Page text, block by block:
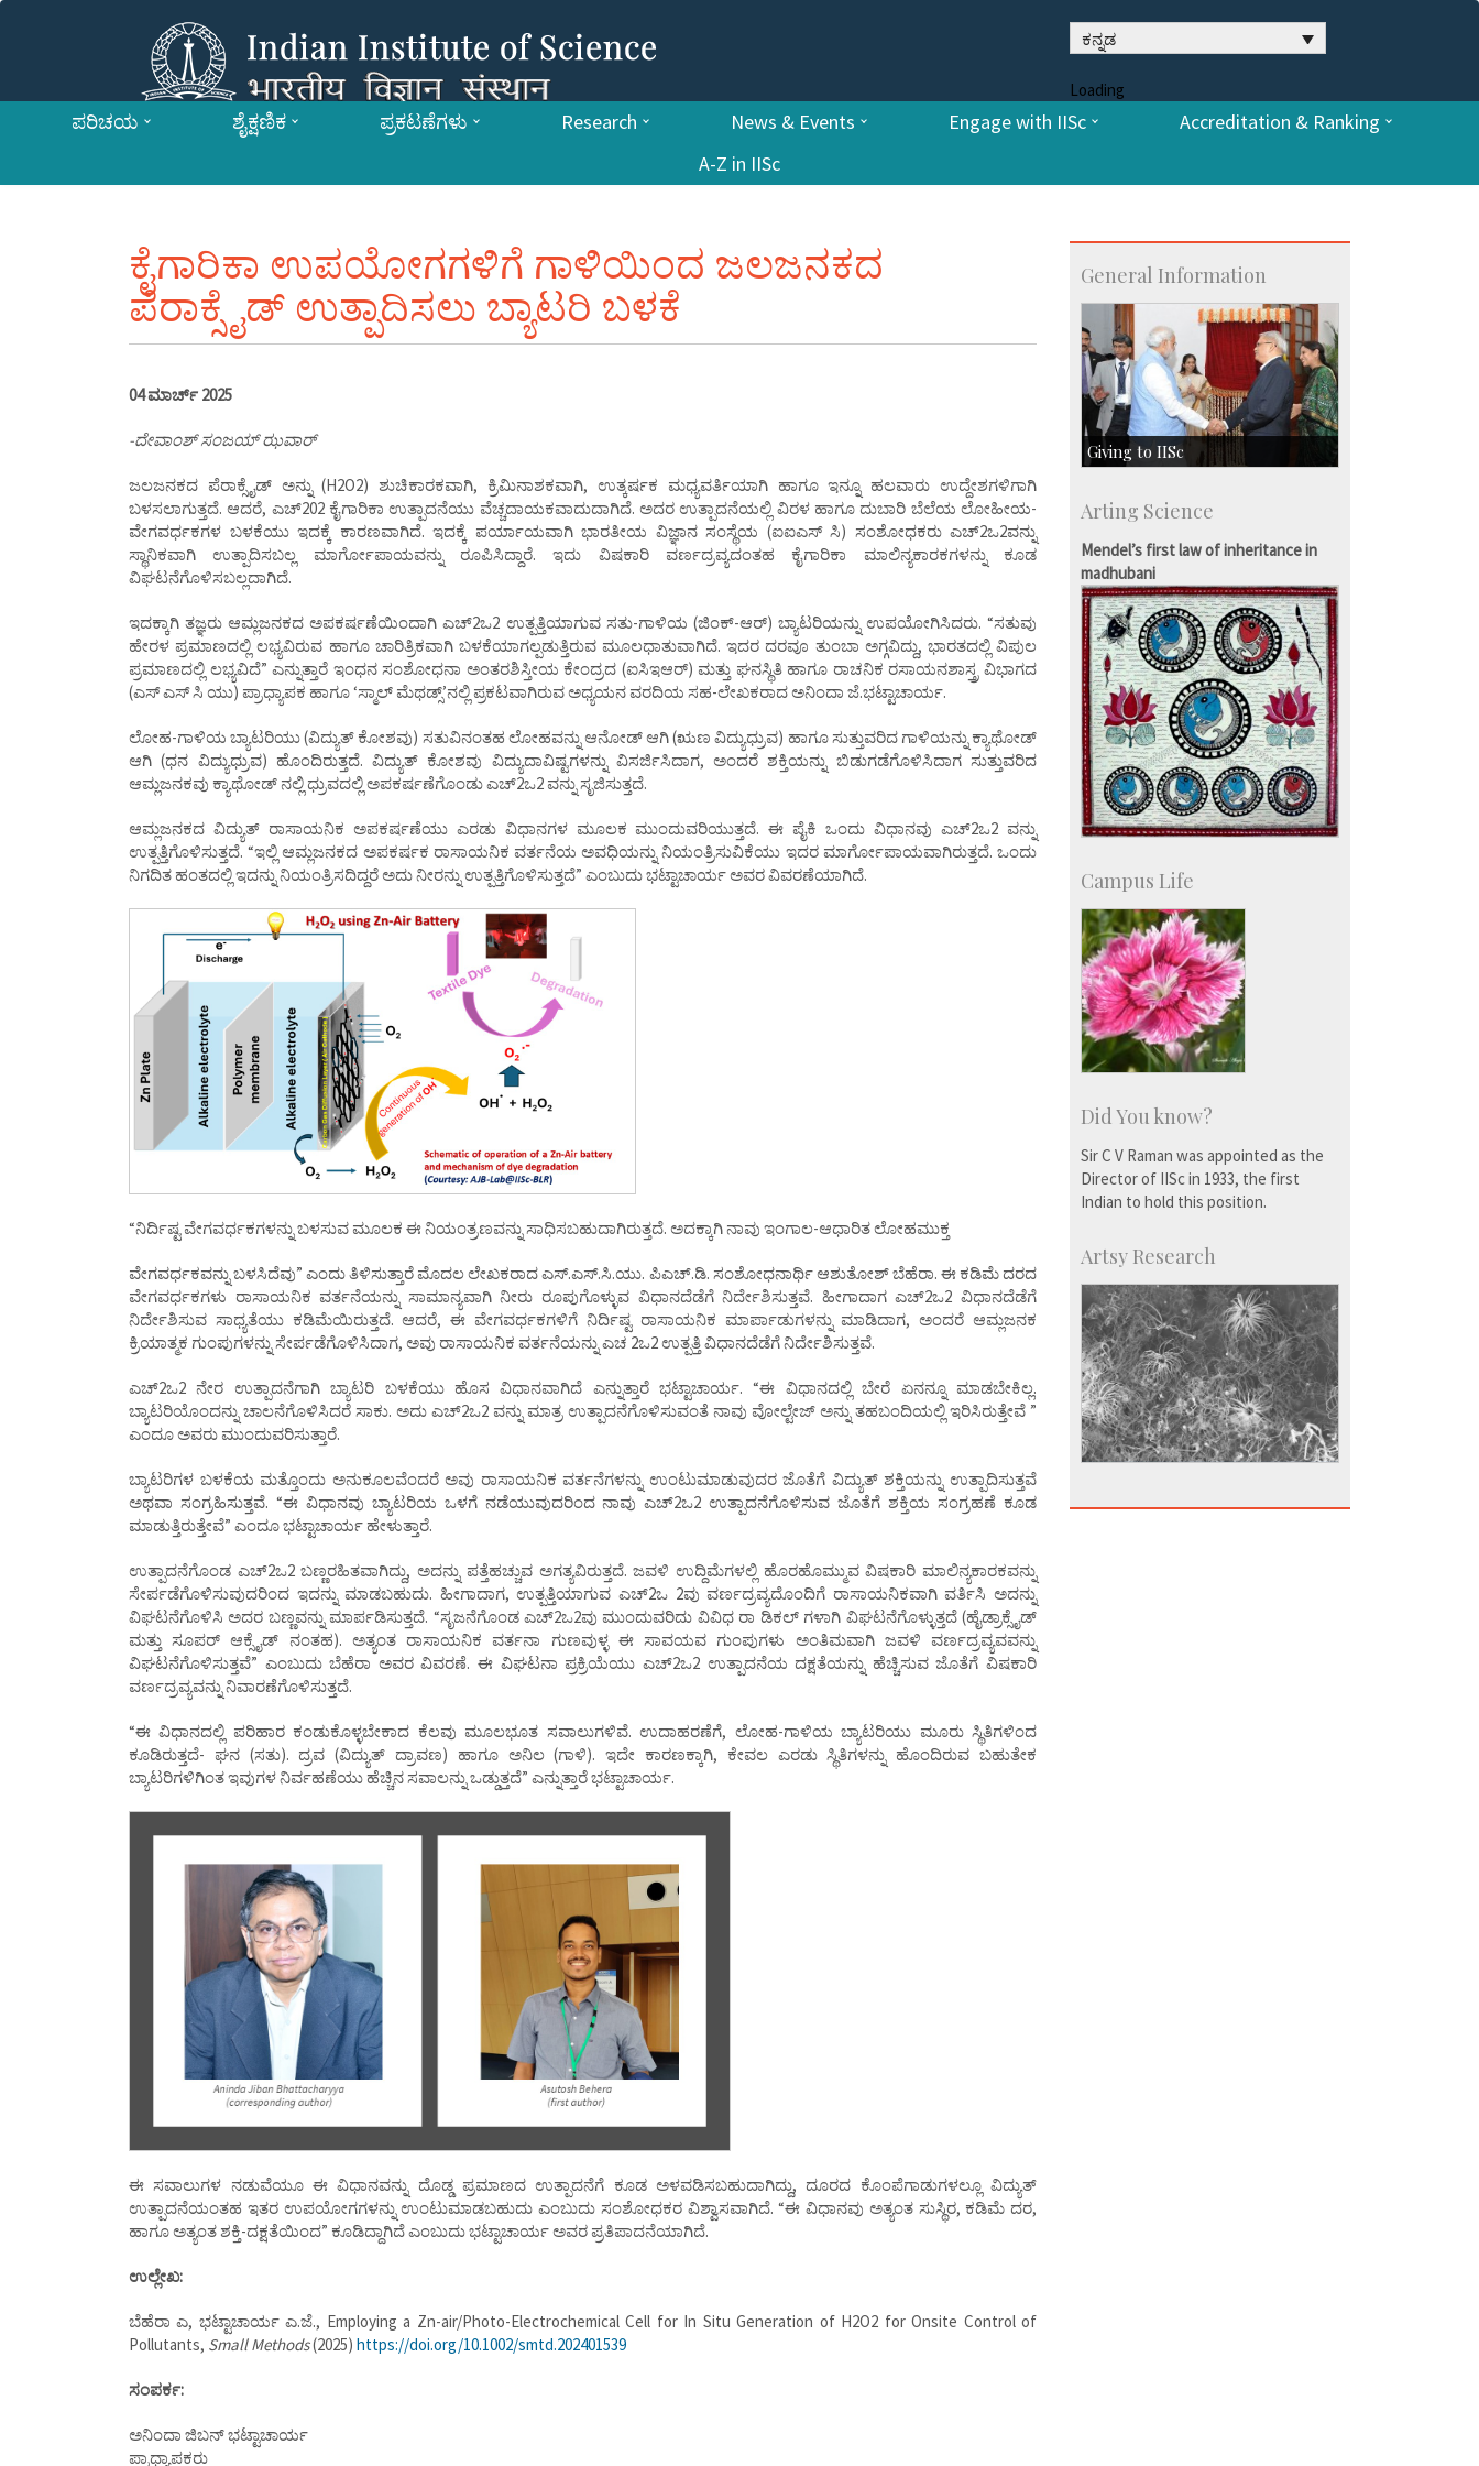
ಕನ್ನಡ
Loading
ಪರಿಚಯ ಶೈಕ್ಷಣಿಕ ಪ್ರಕಟಣೆಗಳು Research News & Events Engage with IISc
Accreditation & Ranking
A-Z in IISc
ಕೈಗಾರಿಕಾ ಉಪಯೋಗಗಳಿಗೆ ಗಾಳಿಯಿಂದ ಜಲಜನಕದ
ಪೆರಾಕ್ಸೈಡ್ ಉತ್ಪಾದಿಸಲು ಬ್ಯಾಟರಿ ಬಳಕೆ
04 ಮಾರ್ಚ್ 2025
-ದೇವಾಂಶ್ ಸಂಜಯ್ ಝವಾರ್
ಜಲಜನಕದ ಪೆರಾಕ್ಸೈಡ್ ಅನ್ನು (H2O2) ಶುಚಿಕಾರಕವಾಗಿ, ಕ್ರಿಮಿನಾಶಕವಾಗಿ, ಉತ್ಕರ್ಷಕ ಮಧ್ಯವರ್ತಿಯಾಗಿ ಹಾಗೂ ಇನ್ನೂ ಹಲವಾರು ಉದ್ದೇಶಗಳಿಗಾಗಿ
ಬಳಸಲಾಗುತ್ತದೆ. ಆದರೆ, ಎಚ್202 ಕೈಗಾರಿಕಾ ಉತ್ಪಾದನೆಯು ವೆಚ್ಚದಾಯಕವಾದುದಾಗಿದೆ. ಅದರ ಉತ್ಪಾದನೆಯಲ್ಲಿ ವಿರಳ ಹಾಗೂ ದುಬಾರಿ ಬೆಲೆಯ ಲೋಹೀಯ-
ವೇಗವರ್ಧಕಗಳ ಬಳಕೆಯು ಇದಕ್ಕೆ ಕಾರಣವಾಗಿದೆ. ಇದಕ್ಕೆ ಪರ್ಯಾಯವಾಗಿ ಭಾರತೀಯ ವಿಜ್ಞಾನ ಸಂಸ್ಥೆಯ (ಐಐಎಸ್ ಸಿ) ಸಂಶೋಧಕರು ಎಚ್2ಒ2ವನ್ನು
ಸ್ಥಾನಿಕವಾಗಿ ಉತ್ಪಾದಿಸಬಲ್ಲ ಮಾರ್ಗೋಪಾಯವನ್ನು ರೂಪಿಸಿದ್ದಾರೆ. ಇದು ವಿಷಕಾರಿ ವರ್ಣದ್ರವ್ಯದಂತಹ ಕೈಗಾರಿಕಾ ಮಾಲಿನ್ಯಕಾರಕಗಳನ್ನು ಕೂಡ
ವಿಘಟನೆಗೊಳಿಸಬಲ್ಲದಾಗಿದೆ.
ಇದಕ್ಕಾಗಿ ತಜ್ಞರು ಆಮ್ಲಜನಕದ ಅಪಕರ್ಷಣೆಯಿಂದಾಗಿ ಎಚ್2ಒ2 ಉತ್ಪತ್ತಿಯಾಗುವ ಸತು-ಗಾಳಿಯ (ಜಿಂಕ್-ಆರ್) ಬ್ಯಾಟರಿಯನ್ನು ಉಪಯೋಗಿಸಿದರು. “ಸತುವು
ಹೇರಳ ಪ್ರಮಾಣದಲ್ಲಿ ಲಭ್ಯವಿರುವ ಹಾಗೂ ಚಾರಿತ್ರಿಕವಾಗಿ ಬಳಕೆಯಾಗಲ್ಪಡುತ್ತಿರುವ ಮೂಲಧಾತುವಾಗಿದೆ. ಇದರ ದರವೂ ತುಂಬಾ ಅಗ್ಗವಿದ್ದು, ಭಾರತದಲ್ಲಿ ವಿಪುಲ
ಪ್ರಮಾಣದಲ್ಲಿ ಲಭ್ಯವಿದೆ” ಎನ್ನುತ್ತಾರೆ ಇಂಧನ ಸಂಶೋಧನಾ ಅಂತರಶಿಸ್ತೀಯ ಕೇಂದ್ರದ (ಐಸಿಇಆರ್) ಮತ್ತು ಘನಸ್ಥಿತಿ ಹಾಗೂ ರಾಚನಿಕ ರಸಾಯನಶಾಸ್ತ್ರ ವಿಭಾಗದ
(ಎಸ್ ಎಸ್ ಸಿ ಯು) ಪ್ರಾಧ್ಯಾಪಕ ಹಾಗೂ ‘ಸ್ಮಾಲ್ ಮೆಥಡ್ಸ್’ನಲ್ಲಿ ಪ್ರಕಟವಾಗಿರುವ ಅಧ್ಯಯನ ವರದಿಯ ಸಹ-ಲೇಖಕರಾದ ಅನಿಂದಾ ಜೆ.ಭಟ್ಟಾಚಾರ್ಯ.
ಲೋಹ-ಗಾಳಿಯ ಬ್ಯಾಟರಿಯು (ವಿದ್ಯುತ್ ಕೋಶವು) ಸತುವಿನಂತಹ ಲೋಹವನ್ನು ಆನೋಡ್ ಆಗಿ (ಋಣ ವಿದ್ಯುಧ್ರುವ) ಹಾಗೂ ಸುತ್ತುವರಿದ ಗಾಳಿಯನ್ನು ಕ್ಯಾಥೋಡ್
ಆಗಿ (ಧನ ವಿದ್ಯುಧ್ರುವ) ಹೊಂದಿರುತ್ತದೆ. ವಿದ್ಯುತ್ ಕೋಶವು ವಿದ್ಯುದಾವಿಷ್ಟಗಳನ್ನು ವಿಸರ್ಜಿಸಿದಾಗ, ಅಂದರೆ ಶಕ್ತಿಯನ್ನು ಬಿಡುಗಡೆಗೊಳಿಸಿದಾಗ ಸುತ್ತುವರಿದ
ಆಮ್ಲಜನಕವು ಕ್ಯಾಥೋಡ್ ನಲ್ಲಿ ಧ್ರುವದಲ್ಲಿ ಅಪಕರ್ಷಣೆಗೊಂಡು ಎಚ್2ಒ2 ವನ್ನು ಸೃಜಿಸುತ್ತದೆ.
ಆಮ್ಲಜನಕದ ವಿದ್ಯುತ್ ರಾಸಾಯನಿಕ ಅಪಕರ್ಷಣೆಯು ಎರಡು ವಿಧಾನಗಳ ಮೂಲಕ ಮುಂದುವರಿಯುತ್ತದೆ. ಈ ಪೈಕಿ ಒಂದು ವಿಧಾನವು ಎಚ್2ಒ2 ವನ್ನು
ಉತ್ಪತ್ತಿಗೊಳಿಸುತ್ತದೆ. “ಇಲ್ಲಿ ಆಮ್ಲಜನಕದ ಅಪಕರ್ಷಕ ರಾಸಾಯನಿಕ ವರ್ತನೆಯ ಅವಧಿಯನ್ನು ನಿಯಂತ್ರಿಸುವಿಕೆಯು ಇದರ ಮಾರ್ಗೋಪಾಯವಾಗಿರುತ್ತದೆ. ಒಂದು
ನಿಗದಿತ ಹಂತದಲ್ಲಿ ಇದನ್ನು ನಿಯಂತ್ರಿಸದಿದ್ದರೆ ಅದು ನೀರನ್ನು ಉತ್ಪತ್ತಿಗೊಳಿಸುತ್ತದೆ” ಎಂಬುದು ಭಟ್ಟಾಚಾರ್ಯ ಅವರ ವಿವರಣೆಯಾಗಿದೆ.
“ನಿರ್ದಿಷ್ಟ ವೇಗವರ್ಧಕಗಳನ್ನು ಬಳಸುವ ಮೂಲಕ ಈ ನಿಯಂತ್ರಣವನ್ನು ಸಾಧಿಸಬಹುದಾಗಿರುತ್ತದೆ. ಅದಕ್ಕಾಗಿ ನಾವು ಇಂಗಾಲ-ಆಧಾರಿತ ಲೋಹಮುಕ್ತ
ವೇಗವರ್ಧಕವನ್ನು ಬಳಸಿದೆವು” ಎಂದು ತಿಳಿಸುತ್ತಾರೆ ಮೊದಲ ಲೇಖಕರಾದ ಎಸ್.ಎಸ್.ಸಿ.ಯು. ಪಿಎಚ್.ಡಿ. ಸಂಶೋಧನಾರ್ಥಿ ಆಶುತೋಶ್ ಬೆಹೆರಾ. ಈ ಕಡಿಮೆ ದರದ
ವೇಗವರ್ಧಕಗಳು ರಾಸಾಯನಿಕ ವರ್ತನೆಯನ್ನು ಸಾಮಾನ್ಯವಾಗಿ ನೀರು ರೂಪುಗೊಳ್ಳುವ ವಿಧಾನದೆಡೆಗೆ ನಿರ್ದೇಶಿಸುತ್ತವೆ. ಹೀಗಾದಾಗ ಎಚ್2ಒ2 ವಿಧಾನದೆಡೆಗೆ
ನಿರ್ದೇಶಿಸುವ ಸಾಧ್ಯತೆಯು ಕಡಿಮೆಯಿರುತ್ತದೆ. ಆದರೆ, ಈ ವೇಗವರ್ಧಕಗಳಿಗೆ ನಿರ್ದಿಷ್ಟ ರಾಸಾಯನಿಕ ಮಾರ್ಪಾಡುಗಳನ್ನು ಮಾಡಿದಾಗ, ಅಂದರೆ ಆಮ್ಲಜನಕ
ಕ್ರಿಯಾತ್ಮಕ ಗುಂಪುಗಳನ್ನು ಸೇರ್ಪಡೆಗೊಳಿಸಿದಾಗ, ಅವು ರಾಸಾಯನಿಕ ವರ್ತನೆಯನ್ನು ಎಚ 2ಒ2 ಉತ್ಪತ್ತಿ ವಿಧಾನದೆಡೆಗೆ ನಿರ್ದೇಶಿಸುತ್ತವೆ.
ಎಚ್2ಒ2 ನೇರ ಉತ್ಪಾದನೆಗಾಗಿ ಬ್ಯಾಟರಿ ಬಳಕೆಯು ಹೊಸ ವಿಧಾನವಾಗಿದೆ ಎನ್ನುತ್ತಾರೆ ಭಟ್ಟಾಚಾರ್ಯ. “ಈ ವಿಧಾನದಲ್ಲಿ ಬೇರೆ ಏನನ್ನೂ ಮಾಡಬೇಕಿಲ್ಲ.
ಬ್ಯಾಟರಿಯೊಂದನ್ನು ಚಾಲನೆಗೊಳಿಸಿದರೆ ಸಾಕು. ಅದು ಎಚ್2ಒ2 ವನ್ನು ಮಾತ್ರ ಉತ್ಪಾದನೆಗೊಳಿಸುವಂತೆ ನಾವು ವೋಲ್ಟೇಜ್ ಅನ್ನು ತಹಬಂದಿಯಲ್ಲಿ ಇರಿಸಿರುತ್ತೇವೆ ”
ಎಂದೂ ಅವರು ಮುಂದುವರಿಸುತ್ತಾರೆ.
ಬ್ಯಾಟರಿಗಳ ಬಳಕೆಯ ಮತ್ತೊಂದು ಅನುಕೂಲವೆಂದರೆ ಅವು ರಾಸಾಯನಿಕ ವರ್ತನೆಗಳನ್ನು ಉಂಟುಮಾಡುವುದರ ಜೊತೆಗೆ ವಿದ್ಯುತ್ ಶಕ್ತಿಯನ್ನು ಉತ್ಪಾದಿಸುತ್ತವೆ
ಅಥವಾ ಸಂಗ್ರಹಿಸುತ್ತವೆ. “ಈ ವಿಧಾನವು ಬ್ಯಾಟರಿಯ ಒಳಗೆ ನಡೆಯುವುದರಿಂದ ನಾವು ಎಚ್2ಒ2 ಉತ್ಪಾದನೆಗೊಳಿಸುವ ಜೊತೆಗೆ ಶಕ್ತಿಯ ಸಂಗ್ರಹಣೆ ಕೂಡ
ಮಾಡುತ್ತಿರುತ್ತೇವೆ” ಎಂದೂ ಭಟ್ಟಾಚಾರ್ಯ ಹೇಳುತ್ತಾರೆ.
ಉತ್ಪಾದನೆಗೊಂಡ ಎಚ್2ಒ2 ಬಣ್ಣರಹಿತವಾಗಿದ್ದು, ಅದನ್ನು ಪತ್ತೆಹಚ್ಚುವ ಅಗತ್ಯವಿರುತ್ತದೆ. ಜವಳಿ ಉದ್ದಿಮೆಗಳಲ್ಲಿ ಹೊರಹೊಮ್ಮುವ ವಿಷಕಾರಿ ಮಾಲಿನ್ಯಕಾರಕವನ್ನು
ಸೇರ್ಪಡೆಗೊಳಿಸುವುದರಿಂದ ಇದನ್ನು ಮಾಡಬಹುದು. ಹೀಗಾದಾಗ, ಉತ್ಪತ್ತಿಯಾಗುವ ಎಚ್2ಒ 2ವು ವರ್ಣದ್ರವ್ಯದೊಂದಿಗೆ ರಾಸಾಯನಿಕವಾಗಿ ವರ್ತಿಸಿ ಅದನ್ನು
ವಿಘಟನೆಗೊಳಿಸಿ ಅದರ ಬಣ್ಣವನ್ನು ಮಾರ್ಪಡಿಸುತ್ತದೆ. “ಸೃಜನೆಗೊಂಡ ಎಚ್2ಒ2ವು ಮುಂದುವರಿದು ವಿವಿಧ ರಾ ಡಿಕಲ್ ಗಳಾಗಿ ವಿಘಟನೆಗೊಳ್ಳುತ್ತದೆ (ಹೈಡ್ರಾಕ್ಸೈಡ್
ಮತ್ತು ಸೂಪರ್ ಆಕ್ಸೈಡ್ ನಂತಹ). ಅತ್ಯಂತ ರಾಸಾಯನಿಕ ವರ್ತನಾ ಗುಣವುಳ್ಳ ಈ ಸಾವಯವ ಗುಂಪುಗಳು ಅಂತಿಮವಾಗಿ ಜವಳಿ ವರ್ಣದ್ರವ್ಯವವನ್ನು
ವಿಘಟನೆಗೊಳಿಸುತ್ತವೆ” ಎಂಬುದು ಬೆಹೆರಾ ಅವರ ವಿವರಣೆ. ಈ ವಿಘಟನಾ ಪ್ರಕ್ರಿಯೆಯು ಎಚ್2ಒ2 ಉತ್ಪಾದನೆಯ ದಕ್ಷತೆಯನ್ನು ಹೆಚ್ಚಿಸುವ ಜೊತೆಗೆ ವಿಷಕಾರಿ
ವರ್ಣದ್ರವ್ಯವನ್ನು ನಿವಾರಣೆಗೊಳಿಸುತ್ತದೆ.
“ಈ ವಿಧಾನದಲ್ಲಿ ಪರಿಹಾರ ಕಂಡುಕೊಳ್ಳಬೇಕಾದ ಕೆಲವು ಮೂಲಭೂತ ಸವಾಲುಗಳಿವೆ. ಉದಾಹರಣೆಗೆ, ಲೋಹ-ಗಾಳಿಯ ಬ್ಯಾಟರಿಯು ಮೂರು ಸ್ಥಿತಿಗಳಿಂದ
ಕೂಡಿರುತ್ತದೆ- ಘನ (ಸತು). ದ್ರವ (ವಿದ್ಯುತ್ ದ್ರಾವಣ) ಹಾಗೂ ಅನಿಲ (ಗಾಳಿ). ಇದೇ ಕಾರಣಕ್ಕಾಗಿ, ಕೇವಲ ಎರಡು ಸ್ಥಿತಿಗಳನ್ನು ಹೊಂದಿರುವ ಬಹುತೇಕ
ಬ್ಯಾಟರಿಗಳಿಗಿಂತ ಇವುಗಳ ನಿರ್ವಹಣೆಯು ಹೆಚ್ಚಿನ ಸವಾಲನ್ನು ಒಡ್ಡುತ್ತದೆ” ಎನ್ನುತ್ತಾರೆ ಭಟ್ಟಾಚಾರ್ಯ.
ಈ ಸವಾಲುಗಳ ನಡುವೆಯೂ ಈ ವಿಧಾನವನ್ನು ದೊಡ್ಡ ಪ್ರಮಾಣದ ಉತ್ಪಾದನೆಗೆ ಕೂಡ ಅಳವಡಿಸಬಹುದಾಗಿದ್ದು, ದೂರದ ಕೊಂಪೆಗಾಡುಗಳಲ್ಲೂ ವಿದ್ಯುತ್
ಉತ್ಪಾದನೆಯಂತಹ ಇತರ ಉಪಯೋಗಗಳನ್ನು ಉಂಟುಮಾಡಬಹುದು ಎಂಬುದು ಸಂಶೋಧಕರ ವಿಶ್ವಾಸವಾಗಿದೆ. “ಈ ವಿಧಾನವು ಅತ್ಯಂತ ಸುಸ್ಥಿರ, ಕಡಿಮೆ ದರ,
ಹಾಗೂ ಅತ್ಯಂತ ಶಕ್ತಿ-ದಕ್ಷತೆಯಿಂದ” ಕೂಡಿದ್ದಾಗಿದೆ ಎಂಬುದು ಭಟ್ಟಾಚಾರ್ಯ ಅವರ ಪ್ರತಿಪಾದನೆಯಾಗಿದೆ.
ಉಲ್ಲೇಖ:
ಬೆಹೆರಾ ಎ, ಭಟ್ಟಾಚಾರ್ಯ ಎ.ಜೆ., Employing a Zn-air/Photo-Electrochemical Cell for In Situ Generation of H2O2 for Onsite Control of
Pollutants, Small Methods(2025) https://doi.org/10.1002/smtd.202401539
ಸಂಪರ್ಕ:
ಅನಿಂದಾ ಜಿಬನ್ ಭಟ್ಟಾಚಾರ್ಯ
ಪ್ರಾಧ್ಯಾಪಕರು
General Information
Giving to IISc
Major benefactors
Arting Science
Mendel’s first law of inheritance in
madhubani
Campus Life
Did You know?
Sir C V Raman was appointed as the
Director of IISc in 1933, the first
Indian to hold this position.
Artsy Research